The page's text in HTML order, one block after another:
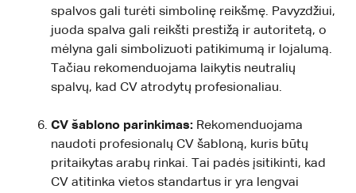
spalvos gali turėti simbolinę reikšmę. Pavyzdžiui,
juoda spalva gali reikšti prestižą ir autoritetą, o
mėlyna gali simbolizuoti patikimumą ir lojalumą.
Tačiau rekomenduojama laikytis neutralių
spalvų, kad CV atrodytų profesionaliau.
CV šablono parinkimas: Rekomenduojama
naudoti profesionalų CV šabloną, kuris būtų
pritaikytas arabų rinkai. Tai padės įsitikinti, kad
CV atitinka vietos standartus ir yra lengvai